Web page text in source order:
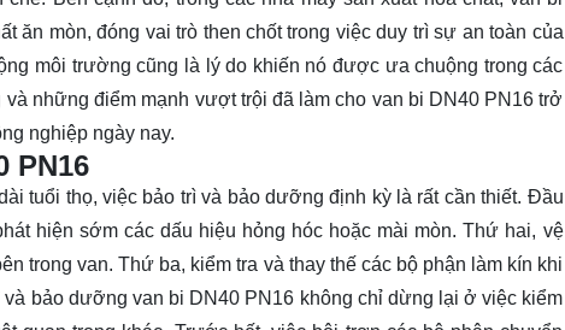
ăn mòn, đóng vai trò then chốt trong việc duy trì sự an toàn của
môi trường cũng là lý do khiến nó được ưa chuộng trong các
những điểm mạnh vượt trội đã làm cho van bi DN40 PN16 trở
nghiệp ngày nay.
PN16
tuổi thọ, việc bảo trì và bảo dưỡng định kỳ là rất cần thiết. Đầu
hiện sớm các dấu hiệu hỏng hóc hoặc mài mòn. Thứ hai, vệ
trong van. Thứ ba, kiểm tra và thay thế các bộ phận làm kín khi
bảo dưỡng van bi DN40 PN16 không chỉ dừng lại ở việc kiểm